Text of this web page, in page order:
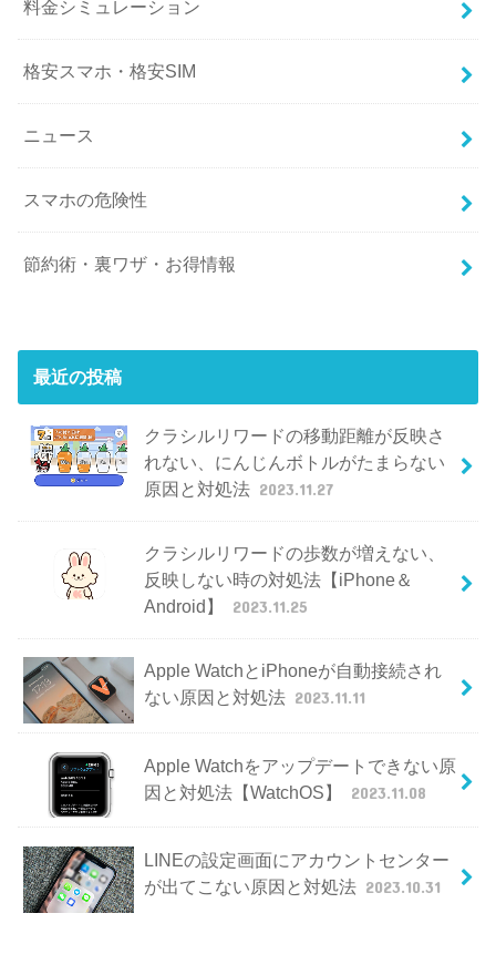
料金シミュレーション
格安スマホ・格安SIM
ニュース
スマホの危険性
節約術・裏ワザ・お得情報
最近の投稿
クラシルリワードの移動距離が反映さ
れない、にんじんボトルがたまらない
原因と対処法 2023.11.27
クラシルリワードの歩数が増えない、
反映しない時の対処法【iPhone＆
Android】
2023.11.25
Apple WatchとiPhoneが自動接続され
ない原因と対処法 2023.11.11
Apple Watchをアップデートできない原
因と対処法【WatchOS】
2023.11.08
LINEの設定画面にアカウントセンター
が出てこない原因と対処法 2023.10.31